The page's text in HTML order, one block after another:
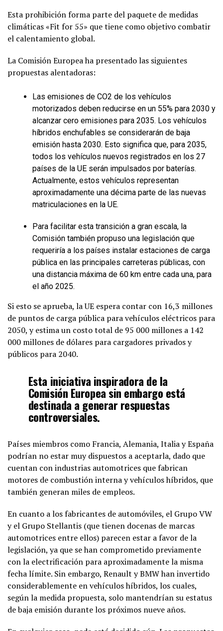
Esta prohibición forma parte del paquete de medidas
climáticas «Fit for 55» que tiene como objetivo combatir
el calentamiento global.
La Comisión Europea ha presentado las siguientes
propuestas alentadoras:
Las emisiones de CO2 de los vehículos
motorizados deben reducirse en un 55% para 2030 y
alcanzar cero emisiones para 2035. Los vehículos
híbridos enchufables se considerarán de baja
emisión hasta 2030. Esto significa que, para 2035,
todos los vehículos nuevos registrados en los 27
países de la UE serán impulsados por baterías.
Actualmente, estos vehículos representan
aproximadamente una décima parte de las nuevas
matriculaciones en la UE.
Para facilitar esta transición a gran escala, la
Comisión también propuso una legislación que
requeriría a los países instalar estaciones de carga
pública en las principales carreteras públicas, con
una distancia máxima de 60 km entre cada una, para
el año 2025.
Si esto se aprueba, la UE espera contar con 16,3 millones
de puntos de carga pública para vehículos eléctricos para
2050, y estima un costo total de 95 000 millones a 142
000 millones de dólares para cargadores privados y
públicos para 2040.
Esta iniciativa inspiradora de la
Comisión Europea sin embargo está
destinada a generar respuestas
controversiales.
Países miembros como Francia, Alemania, Italia y España
podrían no estar muy dispuestos a aceptarla, dado que
cuentan con industrias automotrices que fabrican
motores de combustión interna y vehículos híbridos, que
también generan miles de empleos.
En cuanto a los fabricantes de automóviles, el Grupo VW
y el Grupo Stellantis (que tienen docenas de marcas
automotrices entre ellos) parecen estar a favor de la
legislación, ya que se han comprometido previamente
con la electrificación para aproximadamente la misma
fecha límite. Sin embargo, Renault y BMW han invertido
considerablemente en vehículos híbridos, los cuales,
según la medida propuesta, solo mantendrían su estatus
de baja emisión durante los próximos nueve años.